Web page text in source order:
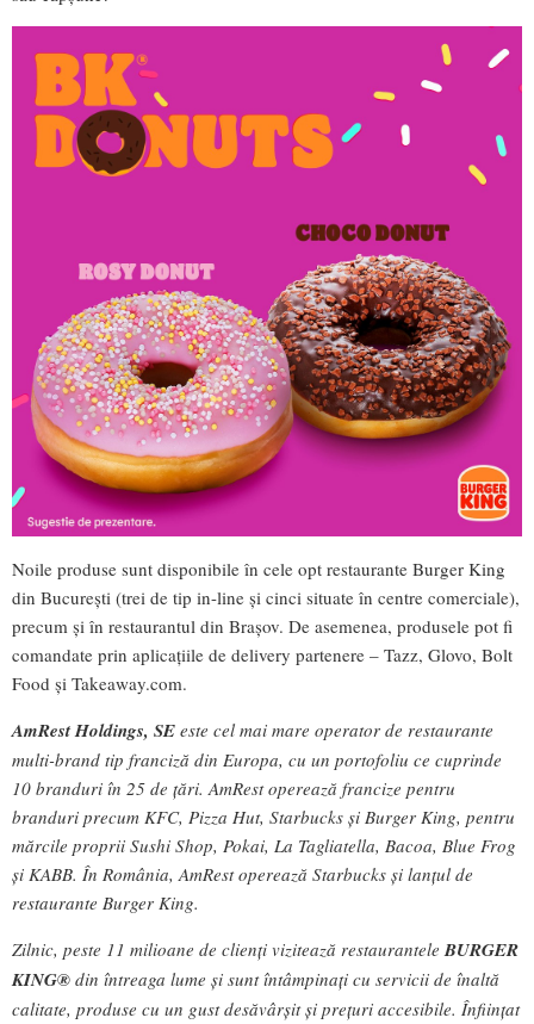
Noile produse sunt disponibile în cele opt restaurante Burger King
din București (trei de tip in-line și cinci situate în centre comerciale),
precum și în restaurantul din Brașov. De asemenea, produsele pot fi
comandate prin aplicațiile de delivery partenere – Tazz, Glovo, Bolt
Food și Takeaway.com.
AmRest Holdings, SE este cel mai mare operator de restaurante
multi-brand tip franciză din Europa, cu un portofoliu ce cuprinde
10 branduri în 25 de țări. AmRest operează francize pentru
branduri precum KFC, Pizza Hut, Starbucks și Burger King, pentru
mărcile proprii Sushi Shop, Pokai, La Tagliatella, Bacoa, Blue Frog
și KABB. În România, AmRest operează Starbucks și lanțul de
restaurante Burger King.
Zilnic, peste 11 milioane de clienți vizitează restauranteleBURGER
KING® din întreaga lume și sunt întâmpinați cu servicii de înaltă
calitate, produse cu un gust desăvârșit și prețuri accesibile. Înființat